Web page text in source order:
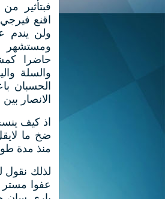
فبتأثير
اقنع
ولن يندم
ومستشهر
حاضرا
والسلة
الحسبان
الانصار
اذ كيف
ضخ ما
منذ مدة
لذلك نقول
عفوا مستر